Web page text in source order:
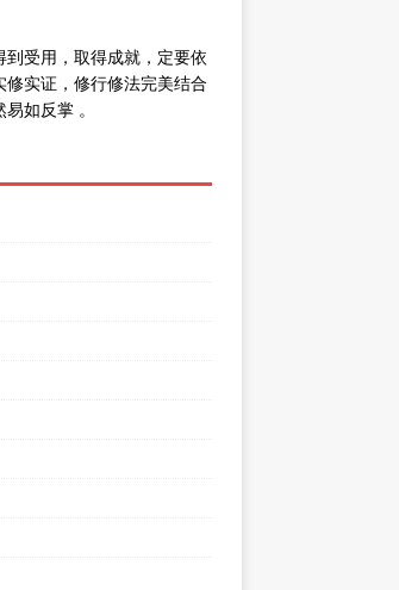
到受用，取得成就，定要依
实证，修行修法完美结合
如反掌 。